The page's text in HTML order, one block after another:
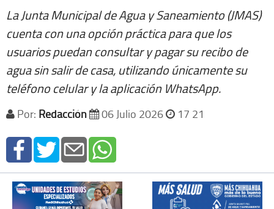
La Junta Municipal de Agua y Saneamiento (JMAS)
cuenta con una opción práctica para que los
usuarios puedan consultar y pagar su recibo de
agua sin salir de casa, utilizando únicamente su
teléfono celular y la aplicación WhatsApp.
Por: Redacción 06 Julio 2026 17 21